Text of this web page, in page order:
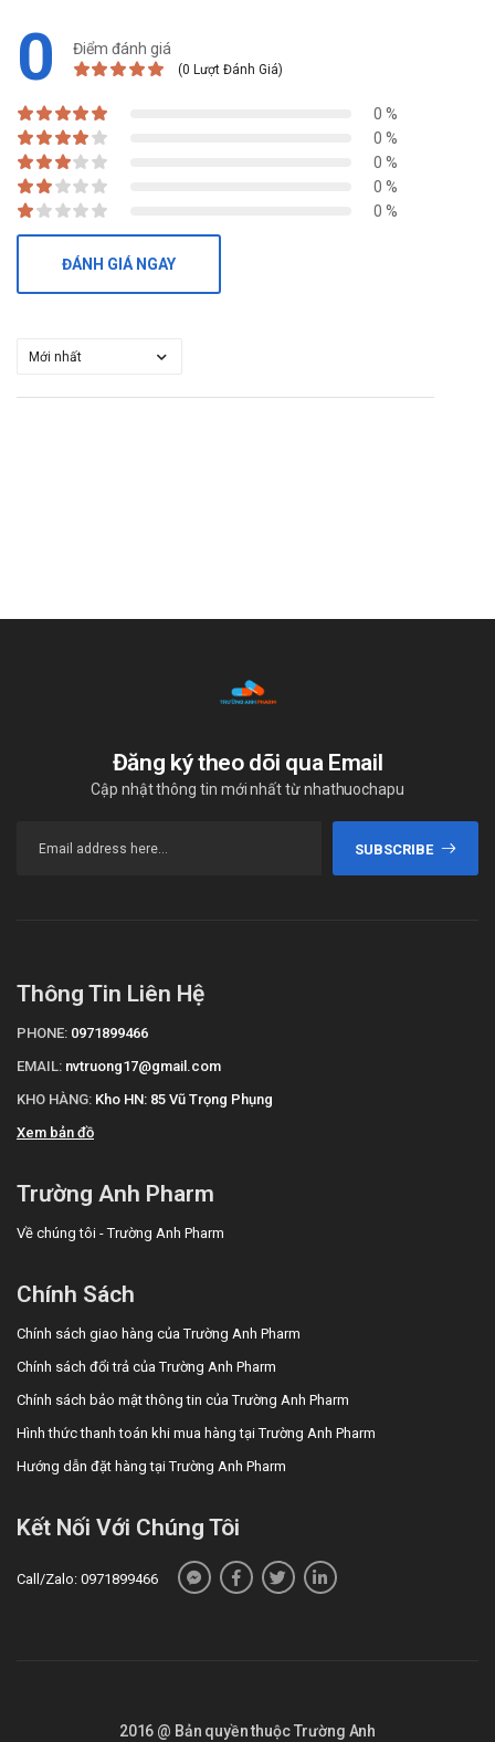
0 Điểm đánh giá
(0 Lượt Đánh Giá)
0 %
0 %
0 %
0 %
0 %
ĐÁNH GIÁ NGAY
Đăng ký theo dõi qua Email
Cập nhật thông tin mới nhất từ nhathuochapu
SUBSCRIBE
Thông Tin Liên Hệ
PHONE: 0971899466
EMAIL: nvtruong17@gmail.com
KHO HÀNG: Kho HN: 85 Vũ Trọng Phụng
Xem bản đồ
Trường Anh Pharm
Về chúng tôi - Trường Anh Pharm
Chính Sách
Chính sách giao hàng của Trường Anh Pharm
Chính sách đổi trả của Trường Anh Pharm
Chính sách bảo mật thông tin của Trường Anh Pharm
Hình thức thanh toán khi mua hàng tại Trường Anh Pharm
Hướng dẫn đặt hàng tại Trường Anh Pharm
Kết Nối Với Chúng Tôi
Call/Zalo: 0971899466
2016 @ Bản quyền thuộc Trường Anh